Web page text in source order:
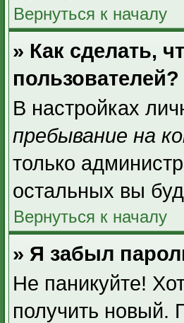
Вернуться к началу
» Как сделать,
пользователей?
В настройках
пребывание на
только
остальных вы
Вернуться к началу
» Я забыл
Не паникуйте!
получить новый.